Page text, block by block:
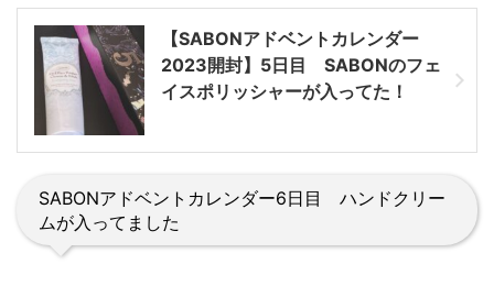
【SABONアドベントカレンダー
2023開封】5日目 SABONのフェ
イスポリッシャーが入ってた！
SABONアドベントカレンダー6日目 ハンドクリー
ムが入ってました